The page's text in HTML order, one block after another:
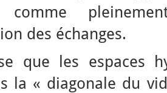
comme
des échanges.
que les espaces
la « diagonale du